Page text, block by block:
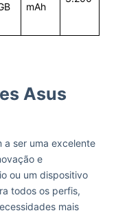
mAh
Asus
a ser uma excelente
e
ou um dispositivo
todos os perfis,
mais